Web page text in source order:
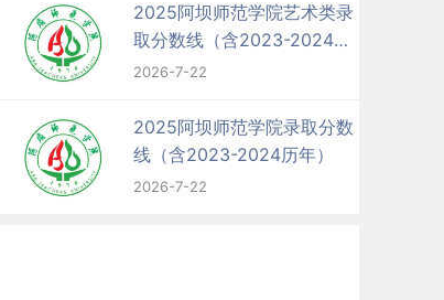
2025阿坝师范学院艺术类录
取分数线（含2023-2024历
年）
2026-7-22
2025阿坝师范学院录取分数
线（含2023-2024历年）
2026-7-22